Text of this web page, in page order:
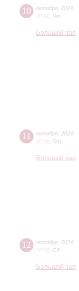
10 октября 2024
20:00 Чт
Большой зал
11 октября 2024
20:00 Пт
Большой зал
12 октября 2024
20:00 Сб
Большой зал